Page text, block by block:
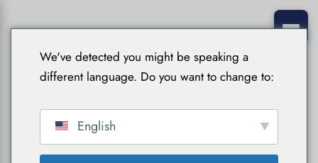
We've detected you might be speaking a
different language. Do you want to change to:
English